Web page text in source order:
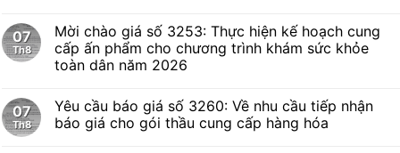
07
Th8
Mời chào giá số 3253: Thực hiện kế hoạch cung
cấp ấn phẩm cho chương trình khám sức khỏe
toàn dân năm 2026
07
Th8
Yêu cầu báo giá số 3260: Về nhu cầu tiếp nhận
báo giá cho gói thầu cung cấp hàng hóa